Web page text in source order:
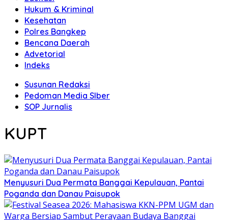
Hukum & Kriminal
Kesehatan
Polres Bangkep
Bencana Daerah
Advetorial
Indeks
Susunan Redaksi
Pedoman Media SIber
SOP Jurnalis
KUPT
Menyusuri Dua Permata Banggai Kepulauan, Pantai
Poganda dan Danau Paisupok